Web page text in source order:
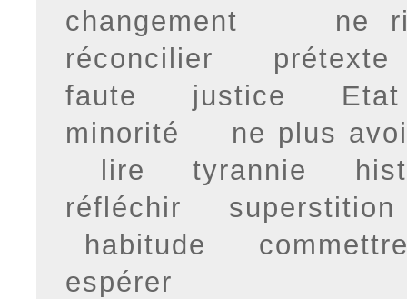
changement
ne
réconcilier
prétexte
faute
justice
Etat
minorité
ne plus
lire
tyrannie
réfléchir
superstition
habitude
espérer